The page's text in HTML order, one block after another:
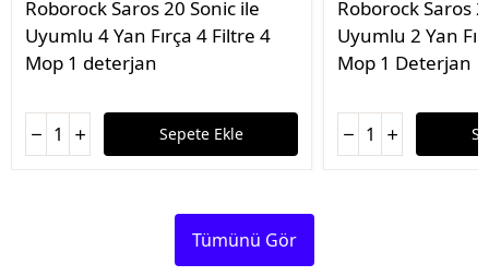
Roborock Saros 20 Sonic ile
Uyumlu 4 Yan Fırça 4 Filtre 4
Mop 1 deterjan
Sepete Ekle
Roborock Saros
Uyumlu 2 Yan
Mop 1 Deterjan
Tümünü Gör